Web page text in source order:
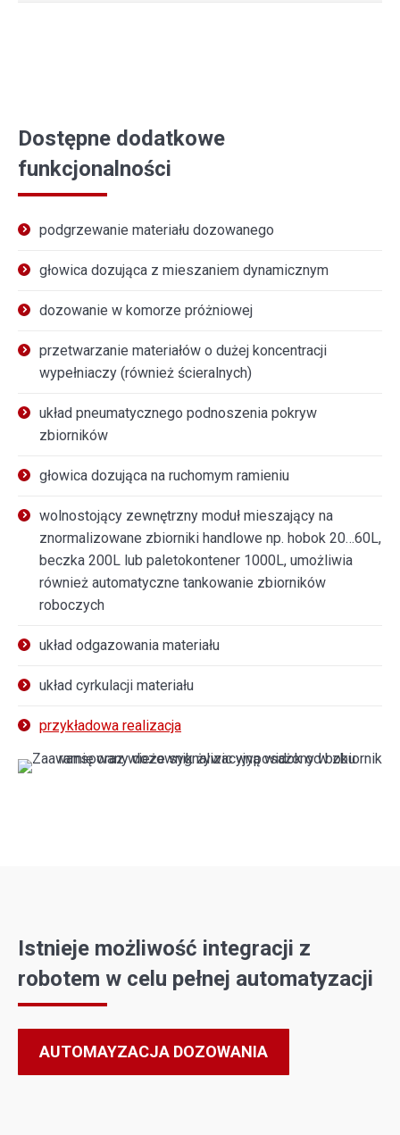
Dostępne dodatkowe
funkcjonalności
podgrzewanie materiału dozowanego
głowica dozująca z mieszaniem dynamicznym
dozowanie w komorze próżniowej
przetwarzanie materiałów o dużej koncentracji
wypełniaczy (również ścieralnych)
układ pneumatycznego podnoszenia pokryw
zbiorników
głowica dozująca na ruchomym ramieniu
wolnostojący zewnętrzny moduł mieszający na
znormalizowane zbiorniki handlowe np. hobok 20…60L,
beczka 200L lub paletokontener 1000L, umożliwia
również automatyczne tankowanie zbiorników
roboczych
układ odgazowania materiału
układ cyrkulacji materiału
przykładowa realizacja
Istnieje możliwość integracji z
robotem w celu pełnej automatyzacji
AUTOMAYZACJA DOZOWANIA